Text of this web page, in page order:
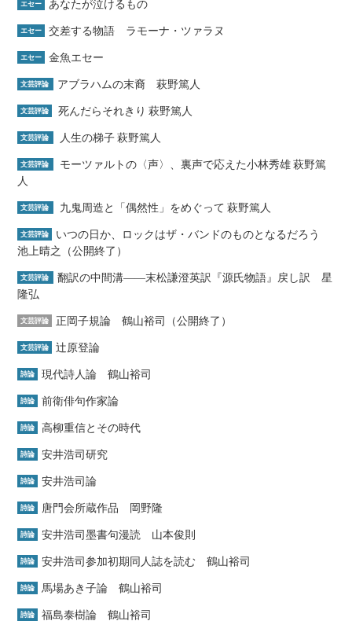
エセー あなたが泣けるもの
エセー 交差する物語 ラモーナ・ツァラヌ
エセー 金魚エセー
文芸評論 アブラハムの末裔 萩野篤人
文芸評論 死んだらそれきり 萩野篤人
文芸評論 人生の梯子 萩野篤人
文芸評論
モーツァルトの〈声〉、裏声で応えた小林秀雄 萩野篤
人
文芸評論 九鬼周造と「偶然性」をめぐって 萩野篤人
文芸評論
いつの日か、ロックはザ・バンドのものとなるだろう
池上晴之（公開終了）
文芸評論
翻訳の中間溝――末松謙澄英訳『源氏物語』戻し訳 星
隆弘
文芸評論 正岡子規論 鶴山裕司（公開終了）
文芸評論 辻原登論
詩論 現代詩人論 鶴山裕司
詩論 前衛俳句作家論
詩論 高柳重信とその時代
詩論 安井浩司研究
詩論 安井浩司論
詩論 唐門会所蔵作品 岡野隆
詩論 安井浩司墨書句漫読 山本俊則
詩論 安井浩司参加初期同人誌を読む 鶴山裕司
詩論 馬場あき子論 鶴山裕司
詩論 福島泰樹論 鶴山裕司